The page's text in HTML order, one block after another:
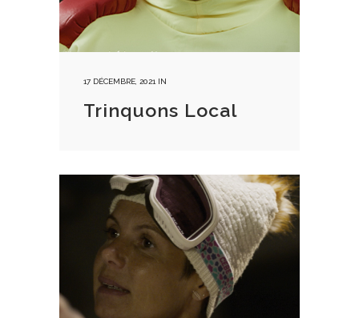
17 DÉCEMBRE, 2021 IN
Trinquons Local